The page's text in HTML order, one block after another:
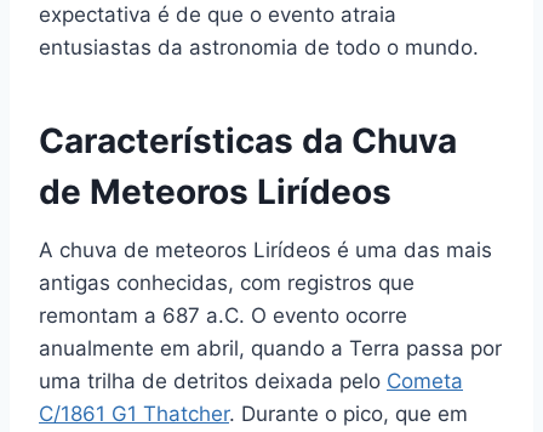
expectativa é de que o evento atraia
entusiastas da astronomia de todo o mundo.
Características da Chuva
de Meteoros Lirídeos
A chuva de meteoros Lirídeos é uma das mais
antigas conhecidas, com registros que
remontam a 687 a.C. O evento ocorre
anualmente em abril, quando a Terra passa por
uma trilha de detritos deixada pelo Cometa
C/1861 G1 Thatcher. Durante o pico, que em